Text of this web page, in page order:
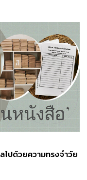
ไปด้วยความทรงจำวัย